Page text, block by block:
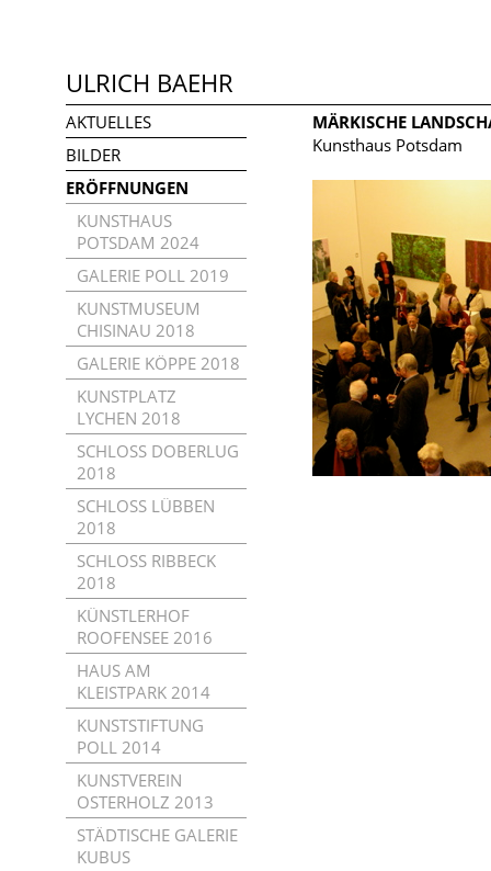
ULRICH BAEHR
MÄRKISCHE
Kunsthaus Potsdam
AKTUELLES
BILDER
ERÖFFNUNGEN
KUNSTHAUS
POTSDAM 2024
GALERIE POLL 2019
KUNSTMUSEUM
CHISINAU 2018
GALERIE KÖPPE 2018
KUNSTPLATZ
LYCHEN 2018
SCHLOSS DOBERLUG
2018
SCHLOSS LÜBBEN
2018
SCHLOSS RIBBECK
2018
KÜNSTLERHOF
ROOFENSEE 2016
HAUS AM
KLEISTPARK 2014
KUNSTSTIFTUNG
POLL 2014
KUNSTVEREIN
OSTERHOLZ 2013
STÄDTISCHE GALERIE
KUBUS